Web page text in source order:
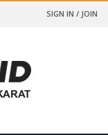
SIGN IN / JOIN